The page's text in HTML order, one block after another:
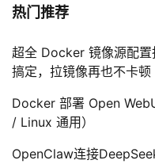
热门推荐
超全 Docker 镜像源配
搞定，拉镜像再也不卡顿
Docker 部署 Open
/ Linux 通用）
OpenClaw连接